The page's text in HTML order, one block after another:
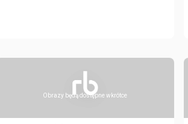
Obrazy będą dostępne wkrótce